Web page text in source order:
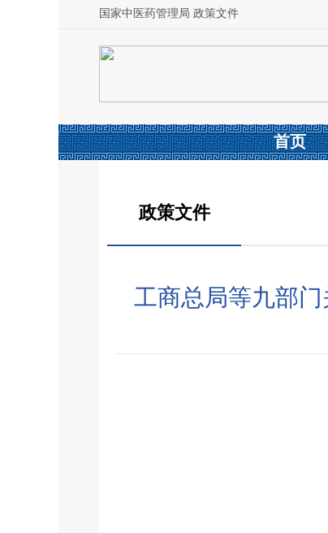
国家中医药管理局 政策文件
首页
政策文件
工商总局等九部